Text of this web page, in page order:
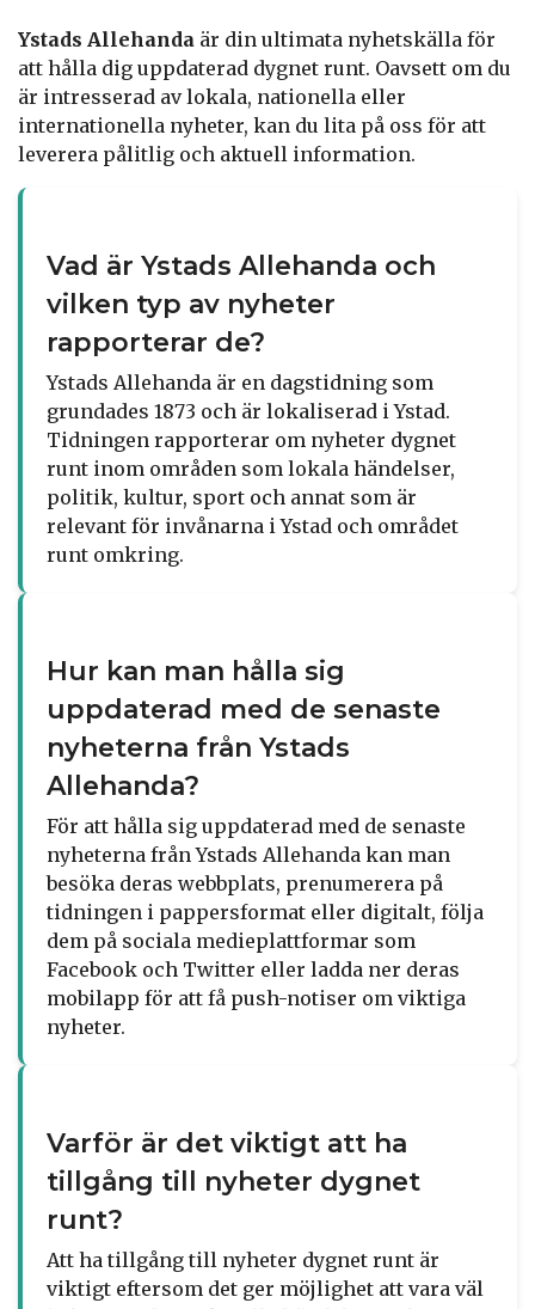
Ystads Allehanda är din ultimata nyhetskälla för
att hålla dig uppdaterad dygnet runt. Oavsett om du
är intresserad av lokala, nationella eller
internationella nyheter, kan du lita på oss för att
leverera pålitlig och aktuell information.
Vad är Ystads Allehanda och
vilken typ av nyheter
rapporterar de?
Ystads Allehanda är en dagstidning som
grundades 1873 och är lokaliserad i Ystad.
Tidningen rapporterar om nyheter dygnet
runt inom områden som lokala händelser,
politik, kultur, sport och annat som är
relevant för invånarna i Ystad och området
runt omkring.
Hur kan man hålla sig
uppdaterad med de senaste
nyheterna från Ystads
Allehanda?
För att hålla sig uppdaterad med de senaste
nyheterna från Ystads Allehanda kan man
besöka deras webbplats, prenumerera på
tidningen i pappersformat eller digitalt, följa
dem på sociala medieplattformar som
Facebook och Twitter eller ladda ner deras
mobilapp för att få push-notiser om viktiga
nyheter.
Varför är det viktigt att ha
tillgång till nyheter dygnet
runt?
Att ha tillgång till nyheter dygnet runt är
viktigt eftersom det ger möjlighet att vara väl